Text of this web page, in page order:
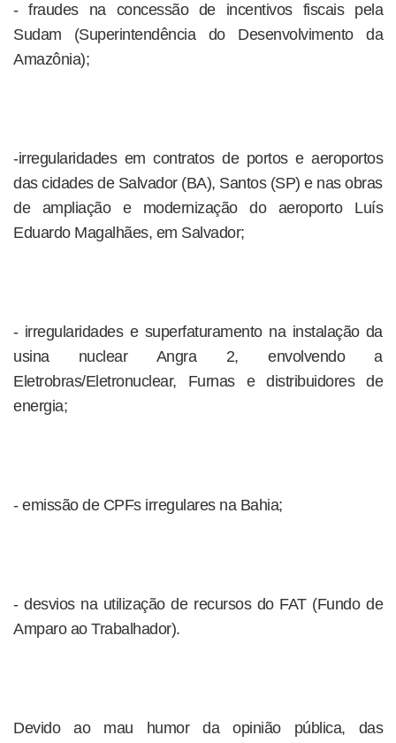
- fraudes na concessão de incentivos fiscais pela
Sudam (Superintendência do Desenvolvimento da
Amazônia);
-irregularidades em contratos de portos e aeroportos
das cidades de Salvador (BA), Santos (SP) e nas obras
de ampliação e modernização do aeroporto Luís
Eduardo Magalhães, em Salvador;
- irregularidades e superfaturamento na instalação da
usina nuclear Angra 2, envolvendo a
Eletrobras/Eletronuclear, Furnas e distribuidores de
energia;
- emissão de CPFs irregulares na Bahia;
- desvios na utilização de recursos do FAT (Fundo de
Amparo ao Trabalhador).
Devido ao mau humor da opinião pública, das